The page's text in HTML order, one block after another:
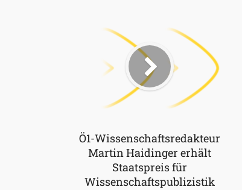
Ö1-Wissenschaftsredakteur
Martin Haidinger erhält
Staatspreis für
Wissenschaftspublizistik